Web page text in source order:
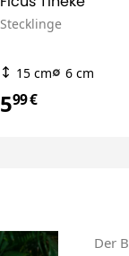
Stecklinge
15 cm 6 cm
599 €
Der